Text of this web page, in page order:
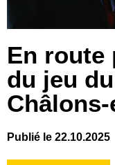
En route
du jeu
Publié le 22.10.2025